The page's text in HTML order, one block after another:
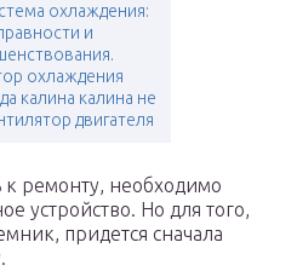
охлаждения:
и
охлаждения
калина калина не
двигателя
ремонту, необходимо
устройство. Но для того,
придется сначала